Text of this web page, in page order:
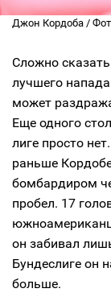
Джон Кордоба /
Сложно
лучшего
может
Еще одного
лиге просто
раньше
бомбардиром
пробел. 17
он забивал
Бундеслиге он
больше.